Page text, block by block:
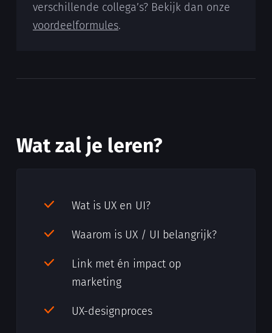
verschillende collega’s? Bekijk dan onze
voordeelformules.
Wat zal je leren?
Wat is UX en UI?
Waarom is UX / UI belangrijk?
Link met én impact op
marketing
UX-designproces